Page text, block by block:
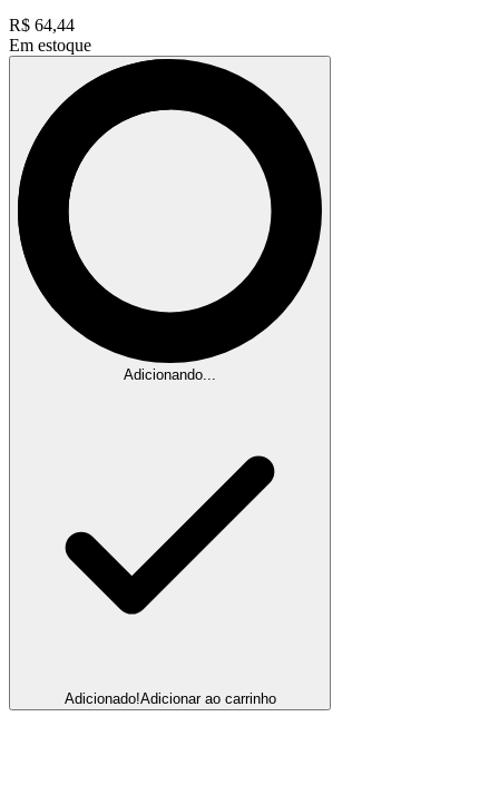
R$ 64,44
Em estoque
Adicionando...
Adicionado!Adicionar ao carrinho